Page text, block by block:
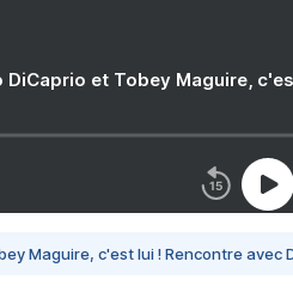
DiCaprio et Tobey Maguire,
Maguire, c'est lui ! Rencontre avec